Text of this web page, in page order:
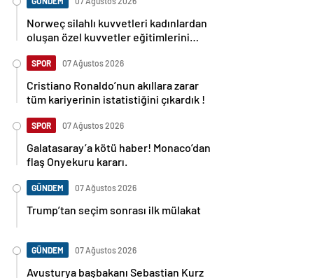
Norweç silahlı kuvvetleri kadınlardan
oluşan özel kuvvetler eğitimlerini
SPOR 07 Ağustos 2026
Cristiano Ronaldo’nun akıllara zarar
tüm kariyerinin istatistiğini çıkardık !
SPOR 07 Ağustos 2026
Galatasaray’a kötü haber! Monaco’dan
flaş Onyekuru kararı.
GÜNDEM 07 Ağustos 2026
Trump’tan seçim sonrası ilk mülakat
GÜNDEM 07 Ağustos 2026
Avusturya başbakanı Sebastian Kurz